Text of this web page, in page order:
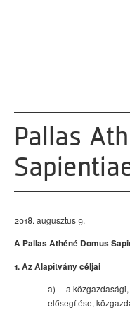
Pallas
2018. augusztus 9.
A Pallas Athéné Domus
1. Az Alapítvány céljai
a) a közgazdasági,
elősegítése,